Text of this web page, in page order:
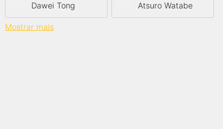
Dawei Tong Atsuro Watabe
Mostrar mais